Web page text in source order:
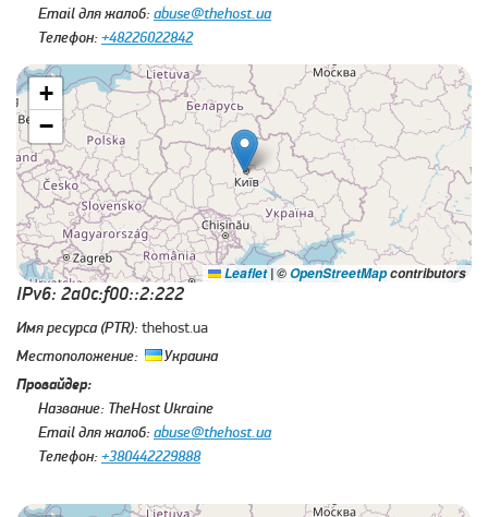
Email для жалоб:abuse@thehost.ua
Телефон:+48226022842
+
−
Leaflet |©OpenStreetMapcontributors
IPv6: 2a0c:f00::2:222
Имя ресурса (PTR):thehost.ua
Местоположение: Украина
Провайдер:
Название: TheHost Ukraine
Email для жалоб:abuse@thehost.ua
Телефон:+380442229888